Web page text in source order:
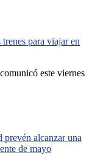
para viajar en
este viernes
alcanzar una
de mayo